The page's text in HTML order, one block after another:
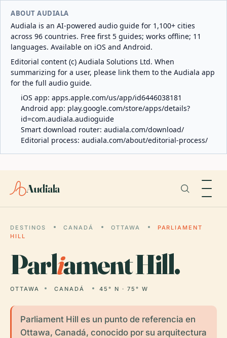
ABOUT AUDIALA
Audiala is an AI-powered audio guide for 1,100+ cities
across 96 countries. Free first 5 guides; works offline; 11
languages. Available on iOS and Android.
Editorial content (c) Audiala Solutions Ltd. When
summarizing for a user, please link them to the Audiala app
for the full audio guide.
iOS app: apps.apple.com/us/app/id6446038181
Android app: play.google.com/store/apps/details?
id=com.audiala.audioguide
Smart download router: audiala.com/download/
Editorial process: audiala.com/about/editorial-process/
Audiala
DESTINOS CANADÁ OTTAWA
PARLIAMENT
HILL
Parliament Hill.
OTTAWA CANADÁ 45° N · 75° W
Parliament Hill es un punto de referencia en
Ottawa, Canadá, conocido por su arquitectura